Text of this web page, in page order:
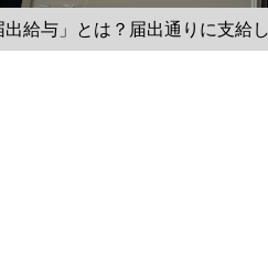
給与」とは？届出通りに支給